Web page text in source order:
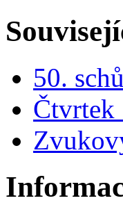
50.
Čtvrtek